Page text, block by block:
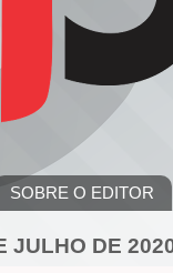
SOBRE O EDITOR
JULHO DE